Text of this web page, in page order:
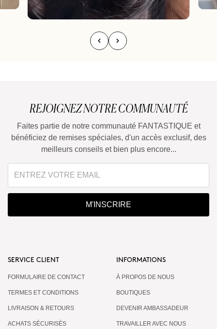
REJOIGNEZ NOTRE COMMUNAUTÉ
Faites partie de notre communauté FANTASTIQUE et
bénéficiez de remises spéciales, d'un accès exclusif, des
meilleurs conseils et bien plus encore...
M'INSCRIRE
SERVICE CLIENT
FORMULAIRE DE CONTACT
TERMES ET CONDITIONS
LIVRAISON & RETOURS
ACHATS SÉCURISÉS
INFORMATIONS
À PROPOS DE NOUS
BOUTIQUES
DEVENIR AMBASSADEUR
TRAVAILLER AVEC NOUS